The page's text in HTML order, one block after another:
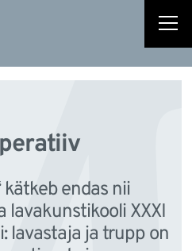
kätkeb endas nii
lavakunstikooli XXXI
lavastaja ja trupp on